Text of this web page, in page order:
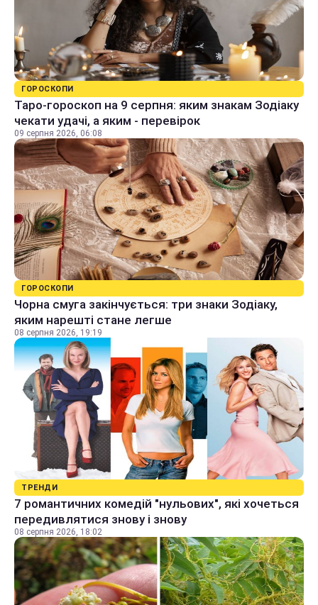
ГОРОСКОПИ
Таро-гороскоп на 9 серпня: яким знакам Зодіаку
чекати удачі, а яким - перевірок
09 серпня 2026, 06:08
ГОРОСКОПИ
Чорна смуга закінчується: три знаки Зодіаку,
яким нарешті стане легше
08 серпня 2026, 19:19
ТРЕНДИ
7 романтичних комедій "нульових", які хочеться
передивлятися знову і знову
08 серпня 2026, 18:02